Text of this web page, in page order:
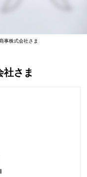
株式会社さま
さま